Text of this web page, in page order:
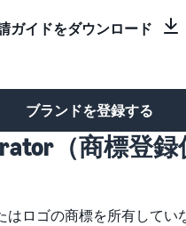
ガイドをダウンロード
ブランドを登録する
（商標登録
はロゴの商標を所有してい